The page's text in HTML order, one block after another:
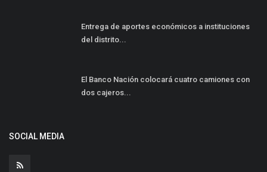
Entrega de aportes económicos a instituciones
del distrito...
El Banco Nación colocará cuatro camiones con
dos cajeros...
SOCIAL MEDIA